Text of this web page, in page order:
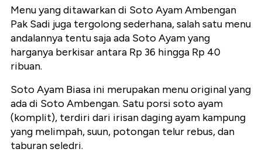
Menu yang ditawarkan di Soto Ayam Ambengan
Pak Sadi juga tergolong sederhana, salah satu menu
andalannya tentu saja ada Soto Ayam yang
harganya berkisar antara Rp 36 hingga Rp 40
ribuan.
Soto Ayam Biasa ini merupakan menu original yang
ada di Soto Ambengan. Satu porsi soto ayam
(komplit), terdiri dari irisan daging ayam kampung
yang melimpah, suun, potongan telur rebus, dan
taburan seledri.